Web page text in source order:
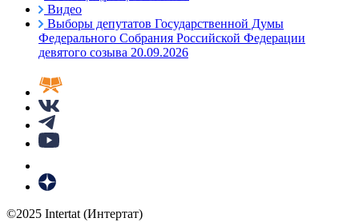
Видео
Выборы депутатов Государственной Думы
Федерального Собрания Российской Федерации
девятого созыва 20.09.2026
©2025 Intertat (Интертат)